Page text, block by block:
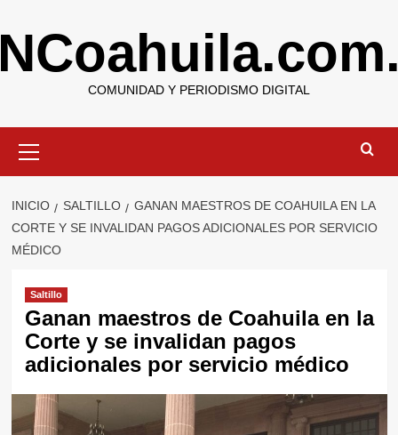
al
contenido
COMUNIDAD Y PERIODISMO DIGITAL
primario
INICIO SALTILLO
GANAN MAESTROS DE COAHUILA EN LA
CORTE Y SE INVALIDAN PAGOS ADICIONALES POR SERVICIO
MÉDICO
Saltillo
Ganan maestros de Coahuila en la
Corte y se invalidan pagos
adicionales por servicio médico